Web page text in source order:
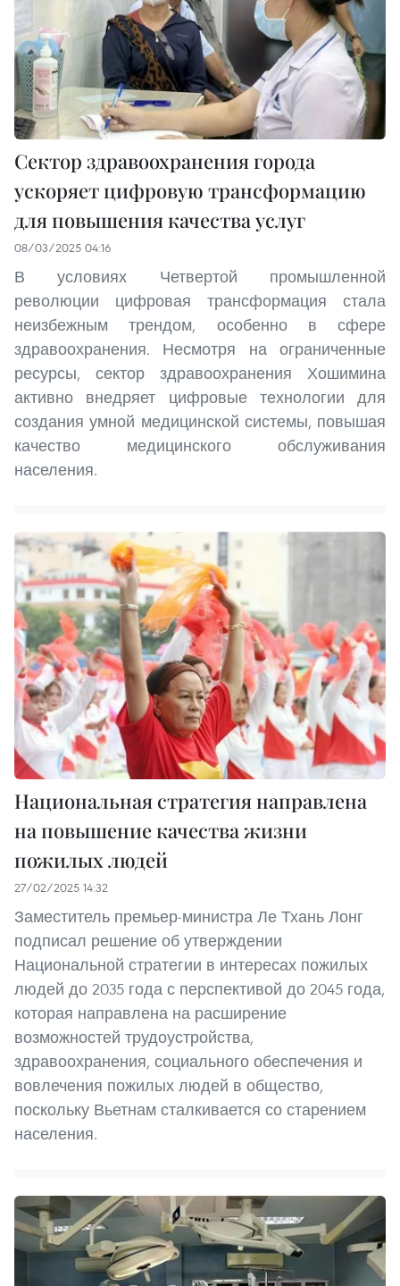
Сектор здравоохранения города
ускоряет цифровую трансформацию
для повышения качества услуг
08/03/2025 04:16
В условиях Четвертой промышленной
революции цифровая трансформация стала
неизбежным трендом, особенно в сфере
здравоохранения. Несмотря на ограниченные
ресурсы, сектор здравоохранения Хошимина
активно внедряет цифровые технологии для
создания умной медицинской системы, повышая
качество медицинского обслуживания
населения.
Национальная стратегия направлена
на повышение качества жизни
пожилых людей
27/02/2025 14:32
Заместитель премьер-министра Ле Тхань Лонг
подписал решение об утверждении
Национальной стратегии в интересах пожилых
людей до 2035 года с перспективой до 2045 года,
которая направлена на расширение
возможностей трудоустройства,
здравоохранения, социального обеспечения и
вовлечения пожилых людей в общество,
поскольку Вьетнам сталкивается со старением
населения.